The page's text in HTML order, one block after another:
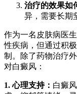
治疗的效果如
异，需要长期
作为一名皮肤病医
性疾病，但通过积
制。除了药物治疗
对白癜风：
1. 心理支持： 白癜